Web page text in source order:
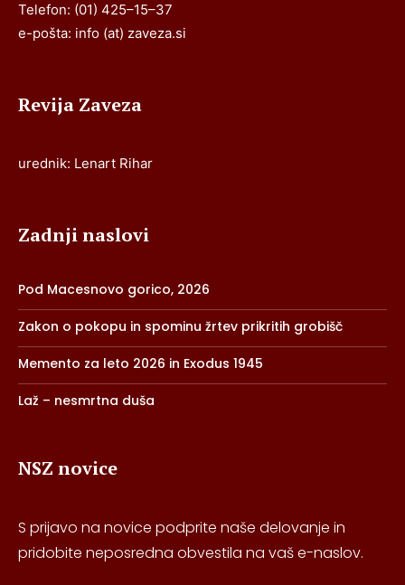
Telefon: (01) 425–15–37
e-pošta: info (at) zaveza.si
Revija Zaveza
urednik: Lenart Rihar
Zadnji naslovi
Pod Macesnovo gorico, 2026
Zakon o pokopu in spominu žrtev prikritih grobišč
Memento za leto 2026 in Exodus 1945
Laž – nesmrtna duša
NSZ novice
S prijavo na novice podprite naše delovanje in
pridobite neposredna obvestila na vaš e-naslov.